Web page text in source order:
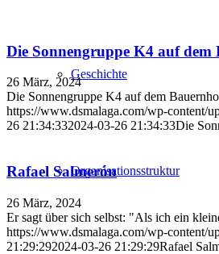
Geschichte
Organisationsstruktur
Die Sonnengruppe K4 auf dem
26 März, 2024
Die Sonnengruppe K4 auf dem
https://www.dsmalaga.com/wp-content/
26 21:34:332024-03-26 21:34:33Die
Rafael Salmerón
26 März, 2024
Er sagt über sich selbst: "Als ich ein
https://www.dsmalaga.com/wp-content/
21:29:292024-03-26 21:29:29Rafael